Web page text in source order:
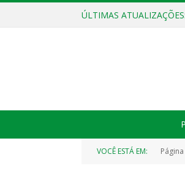
ÚLTIMAS ATUALIZAÇÕES:
VOCÊ ESTÁ EM: